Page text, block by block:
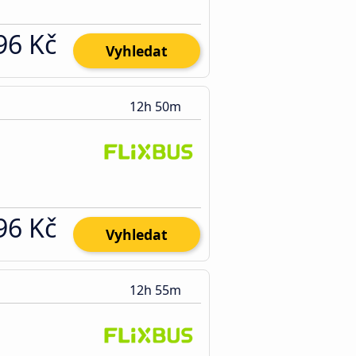
Kč Vyhledat
12h 50m
Kč Vyhledat
12h 55m